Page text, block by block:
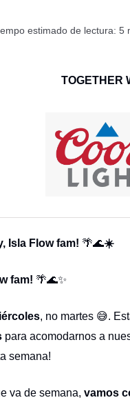
estimado de lectura: 5
TOGETHER
Isla Flow fam! 🌴🌊☀️
fam! 🌴🌊✨
, no martes 😅.
para acomodarnos a
semana!
va de semana, vamos